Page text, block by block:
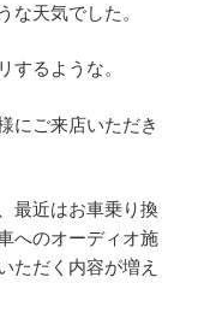
な天気でした。
するような。
にご来店いただき
最近はお車乗り換
へのオーディオ施
ただく内容が増え